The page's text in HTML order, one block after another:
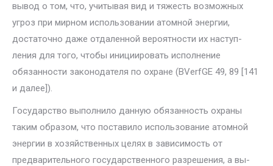
вывод о том, что, учитывая вид и тяжесть возможных
угроз при мирном использовании атомной энергии,
достаточно даже отдаленной вероятности их наступ­
ления для того, чтобы инициировать исполнение
обязанности законода­теля по охране (BVerfGE 49, 89 [141
и далее]).
Государство выполнило данную обязанность охраны
таким образом, что поставило использование атомной
энергии в хозяйственных целях в зависимость от
предварительного государственного разрешения, а вы­